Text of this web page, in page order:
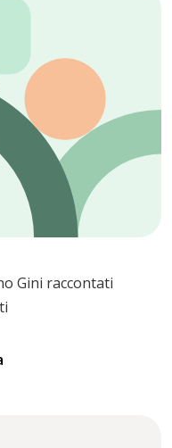
Gini raccontati